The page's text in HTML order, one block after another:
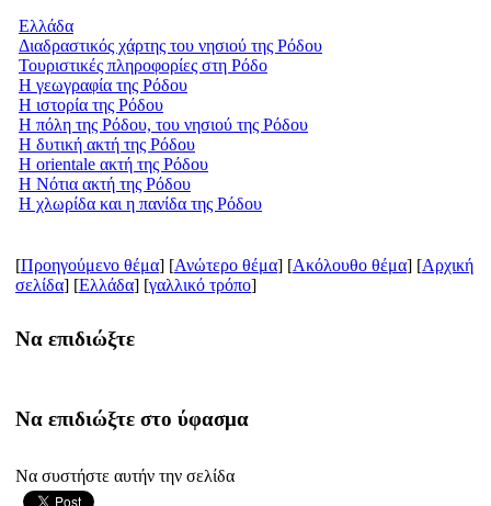
Ελλάδα
Διαδραστικός χάρτης του νησιού της Ρόδου
Τουριστικές πληροφορίες στη Ρόδο
Η γεωγραφία της Ρόδου
Η ιστορία της Ρόδου
Η πόλη της Ρόδου, του νησιού της Ρόδου
Η δυτική ακτή της Ρόδου
Η orientale ακτή της Ρόδου
Η Νότια ακτή της Ρόδου
Η χλωρίδα και η πανίδα της Ρόδου
[Προηγούμενο θέμα] [Ανώτερο θέμα] [Ακόλουθο θέμα] [Aρχική
σελίδα] [Ελλάδα] [γαλλικό τρόπο]
Να επιδιώξτε
Να επιδιώξτε στο ύφασμα
Να συστήστε αυτήν την σελίδα